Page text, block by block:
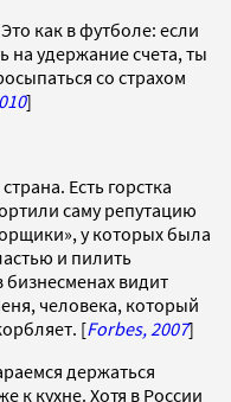
как в футболе: если
на удержание счета, ты
со страхом
]
Есть горстка
саму репутацию
у которых была
и пилить
бизнесменах видит
человека, который
[Forbes, 2007]
держаться
к кухне. Хотя в России